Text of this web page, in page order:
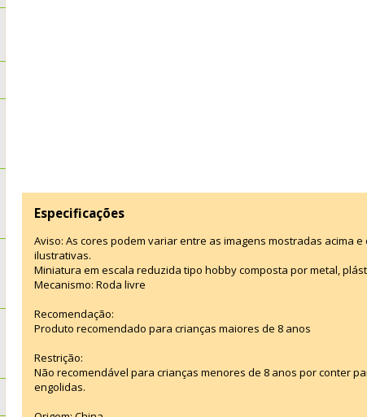
Especificações
Aviso: As cores podem variar entre as imagens mostradas acima
ilustrativas.
Miniatura em escala reduzida tipo hobby composta por metal,
Mecanismo: Roda livre
Recomendação:
Produto recomendado para crianças maiores de 8 anos
Restrição:
Não recomendável para crianças menores de 8 anos por conter
engolidas.